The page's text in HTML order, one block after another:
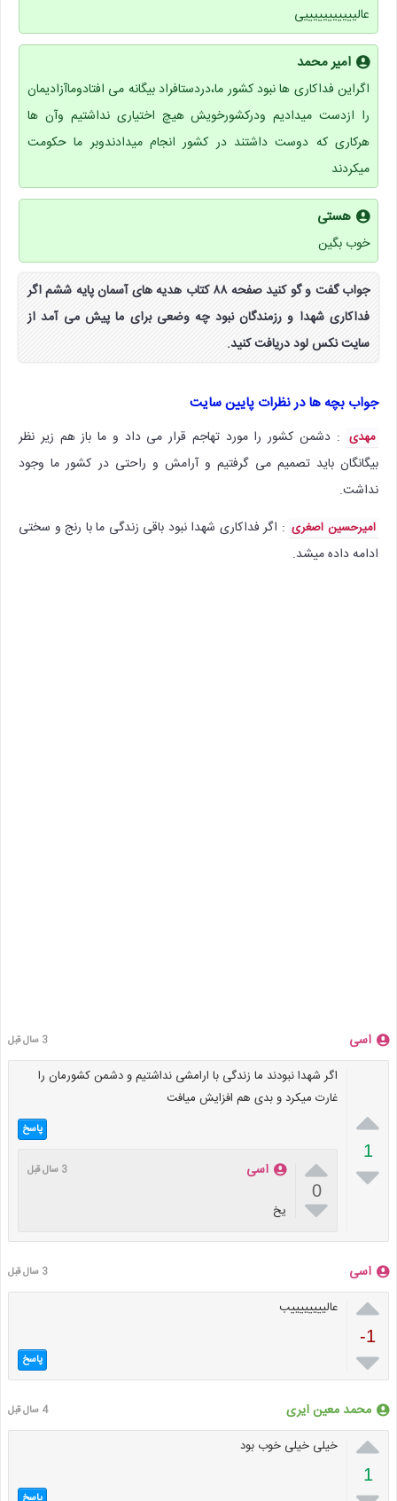
عالیییییییییییی
امیر محمد
اگراین فداکاری ها نبود کشور ما،دردستافراد بیگانه می افتادوماآزادیمان
را ازدست میدادیم ودرکشورخویش هیچ اختیاری نداشتیم وآن ها
هرکاری که دوست داشتند در کشور انجام میدادندوبر ما حکومت
میکردند
هستی
خوب بگین
جواب گفت و گو کنید صفحه ۸۸ کتاب هدیه های آسمان پایه ششم اگر
فداکاری شهدا و رزمندگان نبود چه وضعی برای ما پیش می آمد از
سایت نکس لود دریافت کنید.
جواب بچه ها در نظرات پایین سایت
مهدی : دشمن کشور را مورد تهاجم قرار می داد و ما باز هم زیر نظر
بیگانگان باید تصمیم می گرفتیم و آرامش و راحتی در کشور ما وجود
نداشت.
امیرحسین اصغری : اگر فداکاری شهدا نبود باقی زندگی ما با رنج و سختی
ادامه داده میشد.
اسی 3 سال قبل

1

اگر شهدا نبودند ما زندگی با ارامشی نداشتیم و دشمن کشورمان را
غارت میکرد و بدی هم افزایش میافت
پاسخ

0

اسی 3 سال قبل
یخ
اسی 3 سال قبل

-1

عالییییییییب
پاسخ
محمد معین ایری 4 سال قبل

1
خیلی خیلی خوب بود